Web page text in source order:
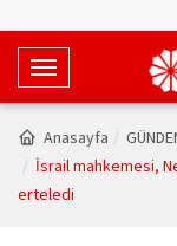
T
o
g
Anasayfa
İsrail mahkemesi,
erteledi